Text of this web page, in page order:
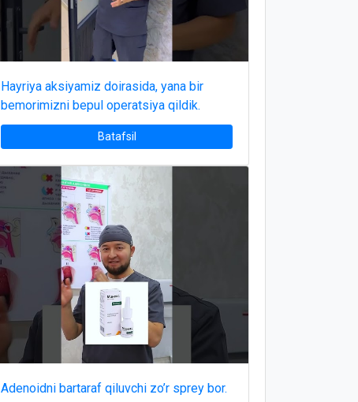
Hayriya aksiyamiz doirasida, yana bir
bemorimizni bepul operatsiya qildik.
Batafsil
Adenoidni bartaraf qiluvchi zo’r sprey bor.